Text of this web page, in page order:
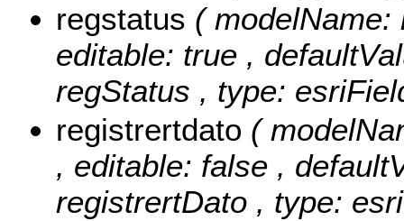
regstatus ( modelName:
editable: true ,
regStatus , type:
registrertdato (
, editable: false ,
registrertDato , type: